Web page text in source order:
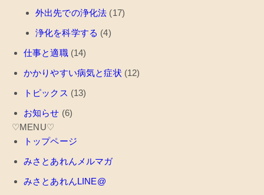
外出先での浄化法 (17)
浄化を科学する (4)
仕事と適職(14)
かかりやすい病気と症状 (12)
トピックス (13)
お知らせ (6)
♡MENU♡
トップページ
みさとあれんメルマガ
みさとあれんLINE@